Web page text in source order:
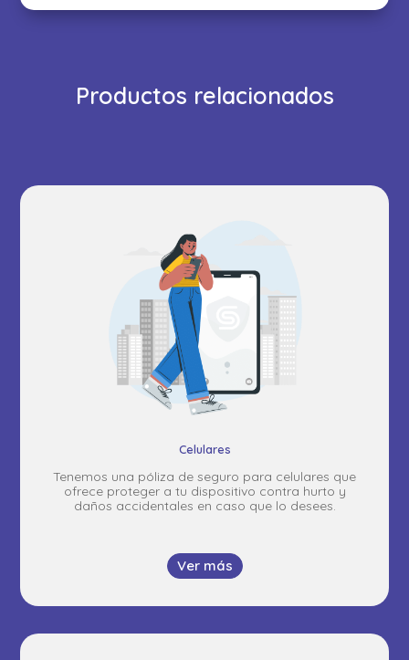
Productos relacionados
Celulares
Tenemos una póliza de seguro para celulares que
ofrece proteger a tu dispositivo contra hurto y
daños accidentales en caso que lo desees.
Ver más